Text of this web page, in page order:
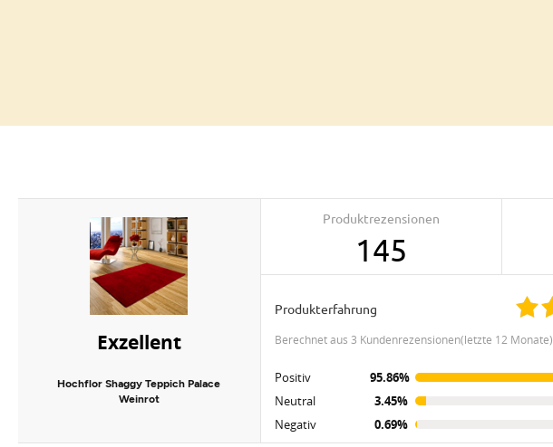
Exzellent
Hochflor Shaggy Teppich Palace
Weinrot
Produktrezensionen
145
Produkterfahrung
berechnet aus 3 Kundenrezensionen(letzte 12 Monate)
Positiv
95.86%
Neutral
3.45%
Negativ
0.69%